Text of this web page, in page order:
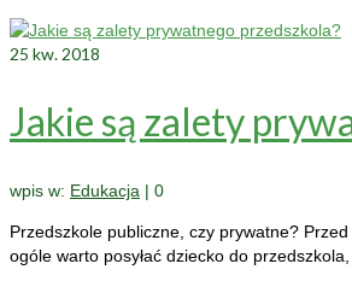
25 kw. 2018
Jakie są zalety
wpis w: Edukacja | 0
Przedszkole publiczne, czy prywatne?
ogóle warto posyłać dziecko do